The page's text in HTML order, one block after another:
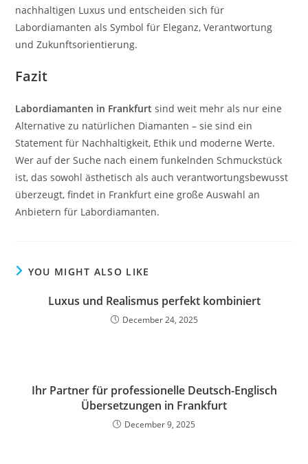
nachhaltigen Luxus und entscheiden sich für
Labordiamanten als Symbol für Eleganz, Verantwortung
und Zukunftsorientierung.
Fazit
Labordiamanten in Frankfurt sind weit mehr als nur eine
Alternative zu natürlichen Diamanten – sie sind ein
Statement für Nachhaltigkeit, Ethik und moderne Werte.
Wer auf der Suche nach einem funkelnden Schmuckstück
ist, das sowohl ästhetisch als auch verantwortungsbewusst
überzeugt, findet in Frankfurt eine große Auswahl an
Anbietern für Labor­diamanten.
YOU MIGHT ALSO LIKE
Luxus und Realismus perfekt kombiniert
December 24, 2025
Ihr Partner für professionelle Deutsch-Englisch
Übersetzungen in Frankfurt
December 9, 2025